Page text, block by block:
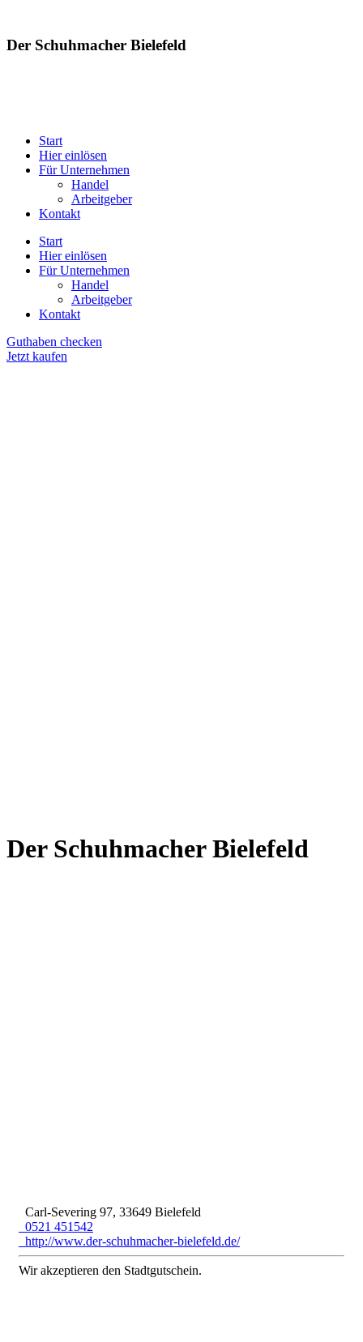
Der Schuhmacher Bielefeld
Start
Hier einlösen
Für Unternehmen
Handel
Arbeitgeber
Kontakt
Start
Hier einlösen
Für Unternehmen
Handel
Arbeitgeber
Kontakt
Guthaben checken
Jetzt kaufen
Der Schuhmacher Bielefeld
Carl-Severing 97, 33649 Bielefeld
0521 451542
http://www.der-schuhmacher-bielefeld.de/
Wir akzeptieren den Stadtgutschein.